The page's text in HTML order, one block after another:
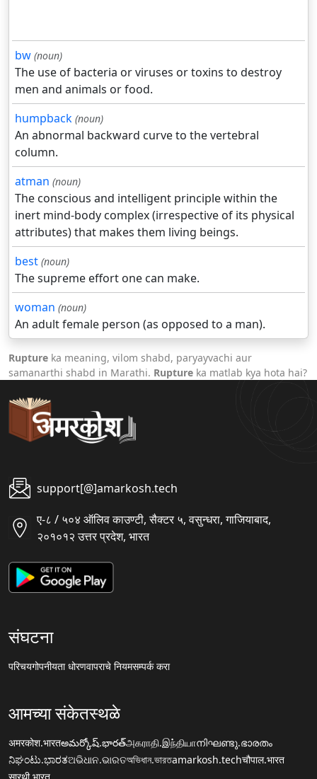
bw (noun)
The use of bacteria or viruses or toxins to destroy
men and animals or food.
humpback (noun)
An abnormal backward curve to the vertebral
column.
atman (noun)
The conscious and intelligent principle within the
inert mind-body complex (irrespective of its physical
attributes) that makes them living beings.
best (noun)
The supreme effort one can make.
woman (noun)
An adult female person (as opposed to a man).
Rupture ka meaning, vilom shabd, paryayvachi aur
samanarthi shabd in Marathi. Rupture ka matlab kya hota hai?
support[@]amarkosh.tech
ए-८ / ५०४ ऑलिव काउण्टी, सैक्टर ५, वसुन्धरा, गाजियाबाद,
२०१०१२ उत्तर प्रदेश, भारत
संघटना
परिचयगोपनीयता धोरणवापराचे नियमसम्पर्क करा
आमच्या संकेतस्थळे
अमरकोश.भारतఅమర్కోష్.భారత్அகராதி.இந்தியாനിഘണ്ടു.ഭാരതം
ನಿಘಂಟು.ಭಾರತଅଭିଧାନ.ଭାରତঅভিধান.ভারতamarkosh.techचौपाल.भारत